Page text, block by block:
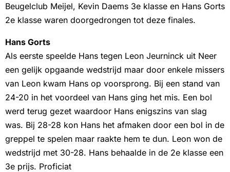
Beugelclub Meijel, Kevin Daems 3e klasse en Hans Gorts
2e klasse waren doorgedrongen tot deze finales.
Hans Gorts
Als eerste speelde Hans tegen Leon Jeurninck uit Neer
een gelijk opgaande wedstrijd maar door enkele missers
van Leon kwam Hans op voorsprong. Bij een stand van
24-20 in het voordeel van Hans ging het mis. Een bol
werd terug gezet waardoor Hans enigszins van slag
was. Bij 28-28 kon Hans het afmaken door een bol in de
greppel te spelen maar raakte hem te dun. Leon won de
wedstrijd met 30-28. Hans behaalde in de 2e klasse een
3e prijs. Proficiat